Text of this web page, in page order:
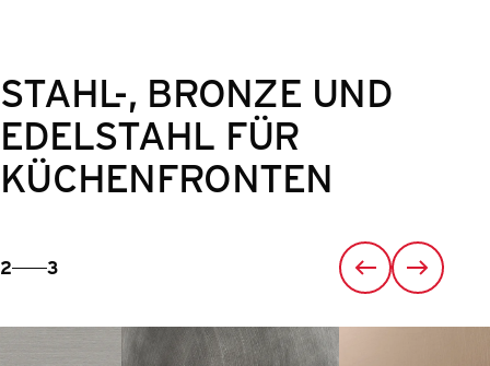
STAHL-, BRONZE UND
EDELSTAHL FÜR
KÜCHENFRONTEN
2 3